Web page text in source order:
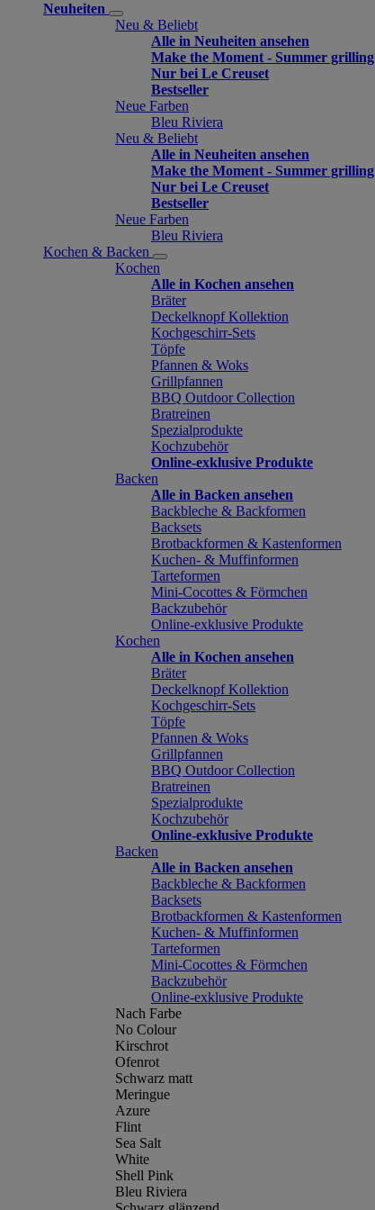
Neuheiten
Neu & Beliebt
Alle in Neuheiten ansehen
Make the Moment - Summer grilling
Nur bei Le Creuset
Bestseller
Neue Farben
Bleu Riviera
Neu & Beliebt
Alle in Neuheiten ansehen
Make the Moment - Summer grilling
Nur bei Le Creuset
Bestseller
Neue Farben
Bleu Riviera
Kochen & Backen
Kochen
Alle in Kochen ansehen
Bräter
Deckelknopf Kollektion
Kochgeschirr-Sets
Töpfe
Pfannen & Woks
Grillpfannen
BBQ Outdoor Collection
Bratreinen
Spezialprodukte
Kochzubehör
Online-exklusive Produkte
Backen
Alle in Backen ansehen
Backbleche & Backformen
Backsets
Brotbackformen & Kastenformen
Kuchen- & Muffinformen
Tarteformen
Mini-Cocottes & Förmchen
Backzubehör
Online-exklusive Produkte
Kochen
Alle in Kochen ansehen
Bräter
Deckelknopf Kollektion
Kochgeschirr-Sets
Töpfe
Pfannen & Woks
Grillpfannen
BBQ Outdoor Collection
Bratreinen
Spezialprodukte
Kochzubehör
Online-exklusive Produkte
Backen
Alle in Backen ansehen
Backbleche & Backformen
Backsets
Brotbackformen & Kastenformen
Kuchen- & Muffinformen
Tarteformen
Mini-Cocottes & Förmchen
Backzubehör
Online-exklusive Produkte
Nach Farbe
No Colour
Kirschrot
Ofenrot
Schwarz matt
Meringue
Azure
Flint
Sea Salt
White
Shell Pink
Bleu Riviera